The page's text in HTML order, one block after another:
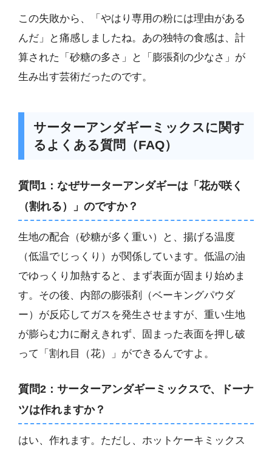
この失敗から、「やはり専用の粉には理由がある
んだ」と痛感しましたね。あの独特の食感は、計
算された「砂糖の多さ」と「膨張剤の少なさ」が
生み出す芸術だったのです。
サーターアンダギーミックスに関す
るよくある質問（FAQ）
質問1：なぜサーターアンダギーは「花が咲く
（割れる）」のですか？
生地の配合（砂糖が多く重い）と、揚げる温度
（低温でじっくり）が関係しています。低温の油
でゆっくり加熱すると、まず表面が固まり始めま
す。その後、内部の膨張剤（ベーキングパウダ
ー）が反応してガスを発生させますが、重い生地
が膨らむ力に耐えきれず、固まった表面を押し破
って「割れ目（花）」ができるんですよ。
質問2：サーターアンダギーミックスで、ドーナ
ツは作れますか？
はい、作れます。ただし、ホットケーキミックス